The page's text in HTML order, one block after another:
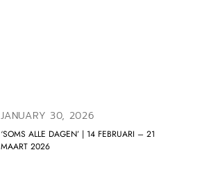
JANUARY 30, 2026
‘SOMS ALLE DAGEN’ | 14 FEBRUARI – 21
MAART 2026